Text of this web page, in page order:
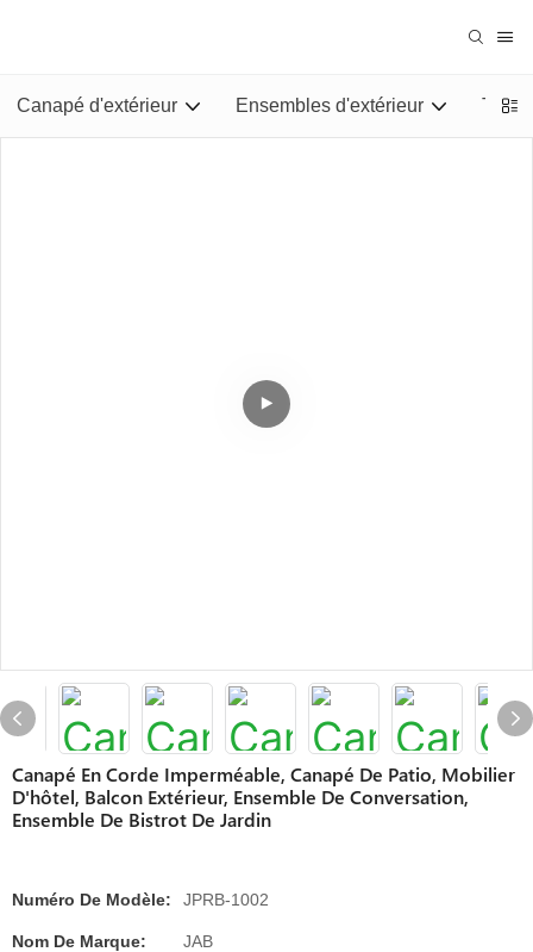
Canapé d'extérieur Ensembles d'extérieur
Canapé En Corde Imperméable, Canapé De Patio, Mobilier
D'hôtel, Balcon Extérieur, Ensemble De Conversation,
Ensemble De Bistrot De Jardin
Numéro De Modèle: JPRB-1002
Nom De Marque: JAB